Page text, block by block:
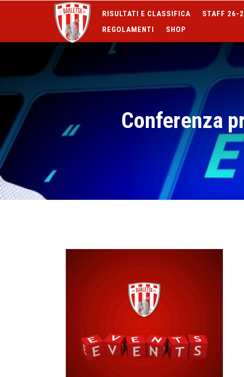
RISULTATI E CLASSIFICA STAFF 26-
REGOLAMENTI
SHOP
Conferenza